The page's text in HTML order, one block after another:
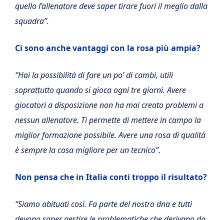
quello l’allenatore deve saper tirare fuori il meglio dalla
squadra”.
Ci sono anche vantaggi con la rosa più ampia?
“Hai la possibilità di fare un po’ di cambi, utili
soprattutto quando si gioca ogni tre giorni. Avere
giocatori a disposizione non ha mai creato problemi a
nessun allenatore. Ti permette di mettere in campo la
miglior formazione possibile. Avere una rosa di qualità
è sempre la cosa migliore per un tecnico”.
Non pensa che in Italia conti troppo il risultato?
“Siamo abituati così. Fa parte del nostro dna e tutti